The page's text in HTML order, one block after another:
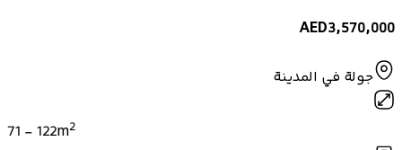
AED3,570,000
جولة في المدينة
71 - 122m2